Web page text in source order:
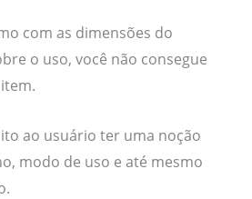
com as dimensões do
o uso, você não consegue
ao usuário ter uma noção
modo de uso e até mesmo